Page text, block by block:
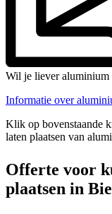
Wil je liever aluminium
Informatie over
Klik op bovenstaande
laten plaatsen van
Offerte voor
plaatsen in